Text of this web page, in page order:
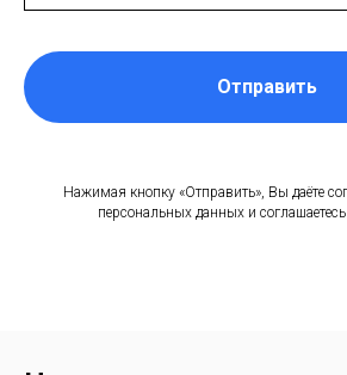
Отправить
Нажимая кнопку «Отправить», Вы даёте
персональных данных и соглашаетесь